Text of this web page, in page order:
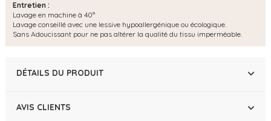
Entretien :
Lavage en machine à 40°
Lavage conseillé avec une lessive hypoallergénique ou écologique.
Sans Adoucissant pour ne pas altérer la qualité du tissu imperméable.
DÉTAILS DU PRODUIT
AVIS CLIENTS